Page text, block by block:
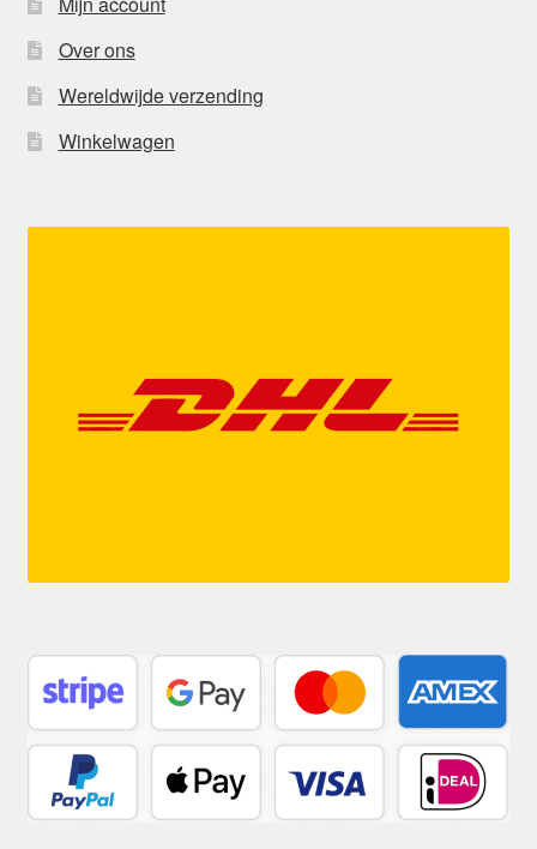
Over ons
Wereldwijde verzending
Winkelwagen